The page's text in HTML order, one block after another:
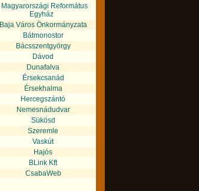
Magyarországi Református
Egyház
Baja Város Önkormányzata
Bátmonostor
Bácsszentgyörgy
Dávod
Dunafalva
Érsekcsanád
Érsekhalma
Hercegszántó
Nemesnádudvar
Sükösd
Szeremle
Vaskút
Hajós
BLink Kft
CsabaWeb